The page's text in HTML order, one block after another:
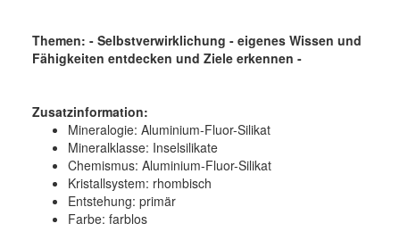
Themen: - Selbstverwirklichung - eigenes Wissen und
Fähigkeiten entdecken und Ziele erkennen -
Zusatzinformation:
Mineralogie: Aluminium-Fluor-Silikat
Mineralklasse: Inselsilikate
Chemismus: Aluminium-Fluor-Silikat
Kristallsystem: rhombisch
Entstehung: primär
Farbe: farblos